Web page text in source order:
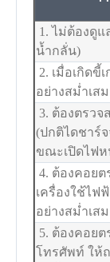
1. ไม่ต้องดูแ
น้ำกลั่น)
2. เมื่อเกิด
อย่างสม่ำเส
3. ต้องตรว
(ปกติไดชาร์
ขณะเปิดไฟห
4. ต้องคอยต
เครื่องใช้ไฟ
อย่างสม่ำเส
5. ต้องคอย
โทรศัพท์ ให้